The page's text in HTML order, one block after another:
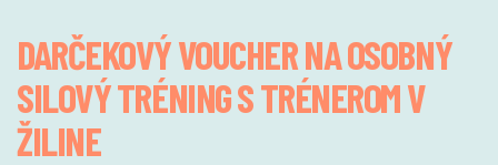
DARČEKOVÝ VOUCHER NA OSOBNÝ
SILOVÝ TRÉNING S TRÉNEROM V
ŽILINE